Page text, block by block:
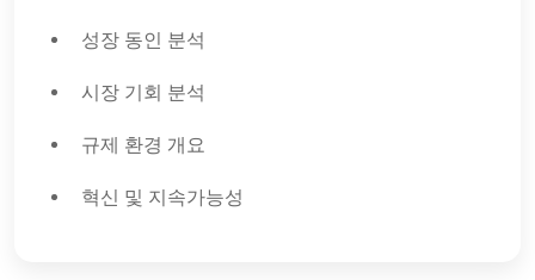
성장 동인 분석
시장 기회 분석
규제 환경 개요
혁신 및 지속가능성